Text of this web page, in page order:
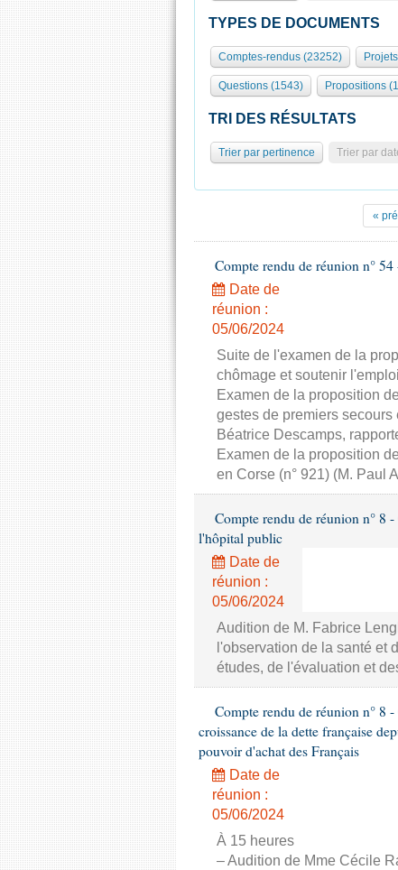
TYPES DE DOCUMENTS
Comptes-rendus (23252)
Questions (1543) Propositions
TRI DES RÉSULTATS
Trier par pertinence Trier par
«
Compte rendu de réunion n°
Date de
réunion :
05/06/2024
Suite de l'examen de la
chômage et soutenir
Examen de la proposition
gestes de premiers secours
Béatrice Descamps,
Examen de la proposition
en Corse (n° 921) (M. Paul
Compte rendu de réunion n° 8
l'hôpital public
Date de
réunion :
05/06/2024
Audition de M. Fabrice
l'observation de la santé et
études, de l'évaluation et
Compte rendu de réunion n° 8
croissance de la dette française
pouvoir d'achat des Français
Date de
réunion :
05/06/2024
À 15 heures
– Audition de Mme Cécile